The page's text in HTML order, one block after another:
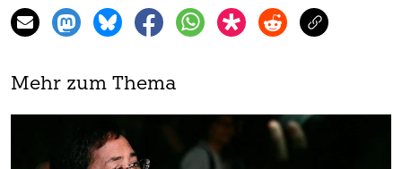
Mehr zum Thema